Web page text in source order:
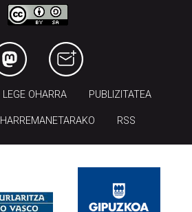
LEGE OHARRA PUBLIZITATEA
HARREMANETARAKO RSS